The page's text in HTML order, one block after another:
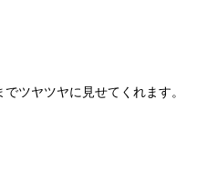
ツヤツヤに見せてくれます。